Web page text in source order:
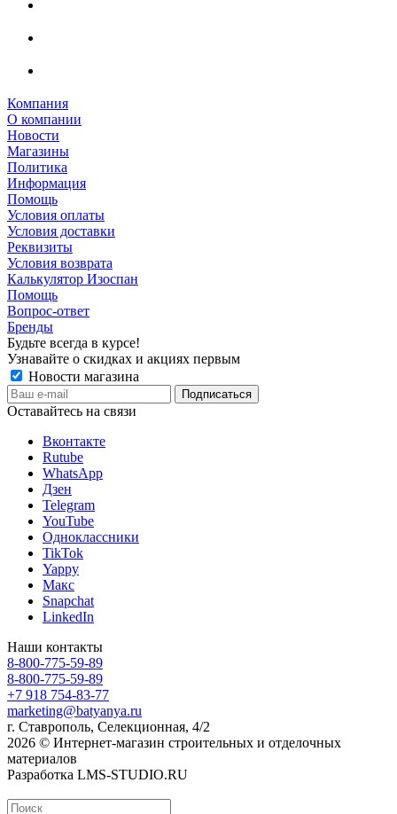
Компания
О компании
Новости
Магазины
Политика
Информация
Помощь
Условия оплаты
Условия доставки
Реквизиты
Условия возврата
Калькулятор Изоспан
Помощь
Вопрос-ответ
Бренды
Будьте всегда в курсе!
Узнавайте о скидках и акциях первым
Новости магазина
Оставайтесь на связи
Вконтакте
Rutube
WhatsApp
Дзен
Telegram
YouTube
Одноклассники
TikTok
Yappy
Макс
Snapchat
LinkedIn
Наши контакты
8-800-775-59-89
8-800-775-59-89
+7 918 754-83-77
marketing@batyanya.ru
г. Ставрополь, Селекционная, 4/2
2026 © Интернет-магазин строительных и отделочных
материалов
Разработка LMS-STUDIO.RU